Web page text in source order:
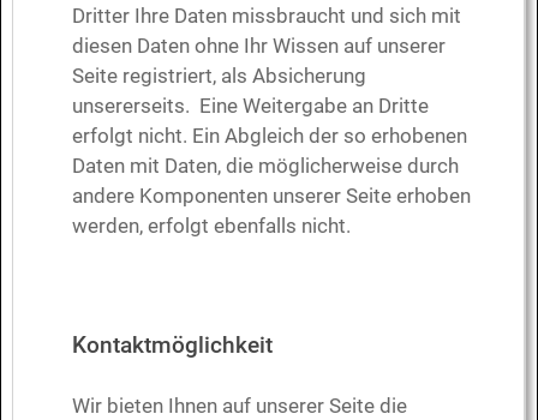
Dritter Ihre Daten missbraucht und sich mit
diesen Daten ohne Ihr Wissen auf unserer
Seite registriert, als Absicherung
unsererseits. Eine Weitergabe an Dritte
erfolgt nicht. Ein Abgleich der so erhobenen
Daten mit Daten, die möglicherweise durch
andere Komponenten unserer Seite erhoben
werden, erfolgt ebenfalls nicht.
Kontaktmöglichkeit
Wir bieten Ihnen auf unserer Seite die